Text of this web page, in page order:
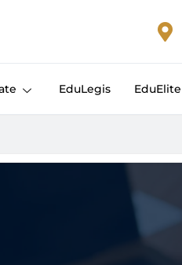
EduLegis EduElite